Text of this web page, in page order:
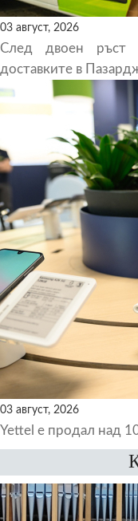
03 август, 2026
След двоен ръст
доставките в
03 август, 2026
Yettel е продал над